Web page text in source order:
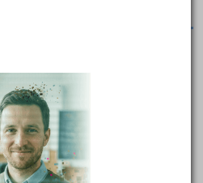
eurozóně v letech 1995-
potvrdit či vyvrátit
spotřebu domácností v
( celkem nalezeno položek: